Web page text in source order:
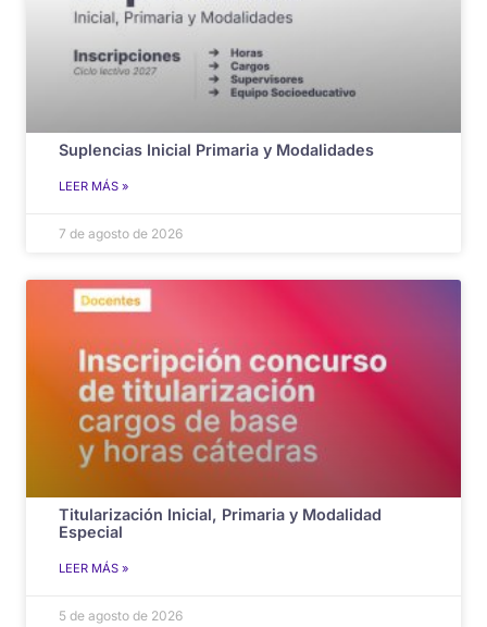
Suplencias Inicial Primaria y Modalidades
LEER MÁS »
7 de agosto de 2026
Titularización Inicial, Primaria y Modalidad
Especial
LEER MÁS »
5 de agosto de 2026